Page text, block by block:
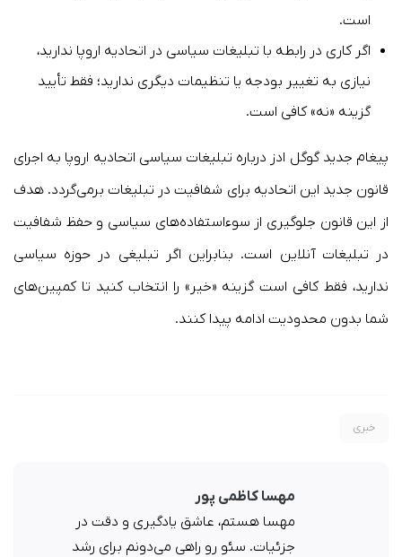
است.
اگر کاری در رابطه با تبلیغات سیاسی در اتحادیه اروپا ندارید،
نیازی به تغییر بودجه یا تنظیمات دیگری ندارید؛ فقط تأیید
گزینه «نه» کافی است.
پیغام جدید گوگل ادز درباره تبلیغات سیاسی اتحادیه اروپا به اجرای
قانون جدید این اتحادیه برای شفافیت در تبلیغات برمی‌گردد. هدف
از این قانون جلوگیری از سوءاستفاده‌های سیاسی و حفظ شفافیت
در تبلیغات آنلاین است. بنابراین اگر تبلیغی در حوزه سیاسی
ندارید، فقط کافی است گزینه «خیر» را انتخاب کنید تا کمپین‌های
شما بدون محدودیت ادامه پیدا کنند.
خبری
مهسا کاظمی پور
مهسا هستم، عاشق یادگیری و دقت در
جزئیات. سئو رو راهی می‌دونم برای رشد